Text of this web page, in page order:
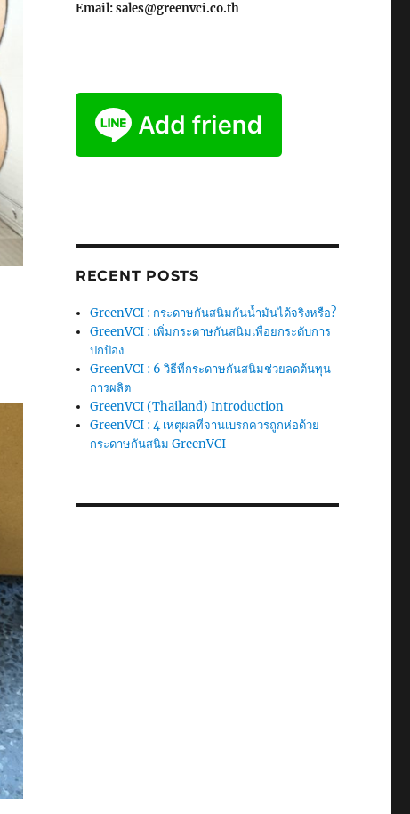
Email: sales@greenvci.co.th
RECENT POSTS
GreenVCI : กระดาษกันสนิมกันน้ำมันได้จริงหรือ?
GreenVCI : เพิ่มกระดาษกันสนิมเพื่อยกระดับการ
ปกป้อง
GreenVCI : 6 วิธีที่กระดาษกันสนิมช่วยลดต้นทุน
การผลิต
GreenVCI (Thailand) Introduction
GreenVCI : 4 เหตุผลที่จานเบรกควรถูกห่อด้วย
กระดาษกันสนิม GreenVCI